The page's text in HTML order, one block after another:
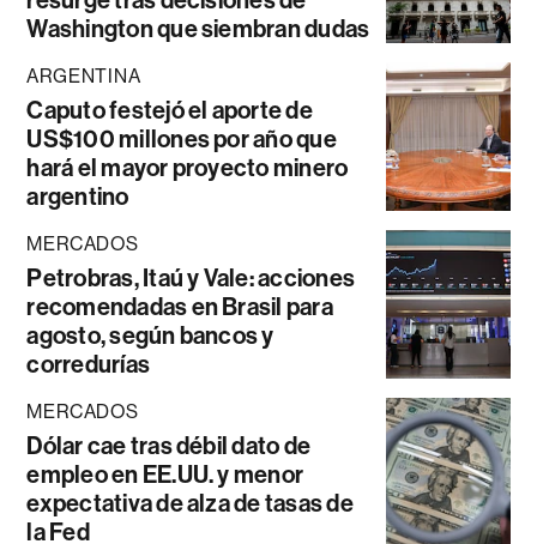
Washington que siembran dudas
ARGENTINA
Caputo festejó el aporte de
US$100 millones por año que
hará el mayor proyecto minero
argentino
MERCADOS
Petrobras, Itaú y Vale: acciones
recomendadas en Brasil para
agosto, según bancos y
corredurías
MERCADOS
Dólar cae tras débil dato de
empleo en EE.UU. y menor
expectativa de alza de tasas de
la Fed